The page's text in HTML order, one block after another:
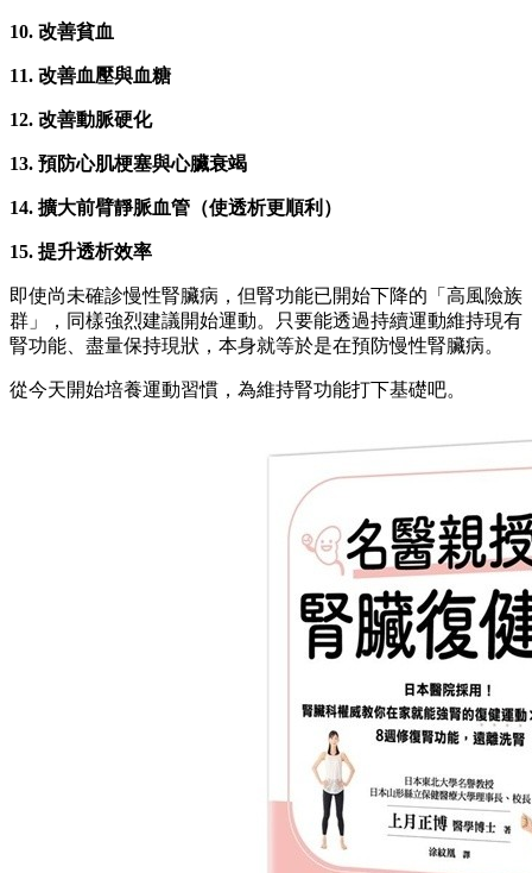
10. 改善貧血
11. 改善血壓與血糖
12. 改善動脈硬化
13. 預防心肌梗塞與心臟衰竭
14. 擴大前臂靜脈血管（使透析更順利）
15. 提升透析效率
即使尚未確診慢性腎臟病，但腎功能已開始下降的「高風險族
群」，同樣強烈建議開始運動。只要能透過持續運動維持現有
腎功能、盡量保持現狀，本身就等於是在預防慢性腎臟病。
從今天開始培養運動習慣，為維持腎功能打下基礎吧。